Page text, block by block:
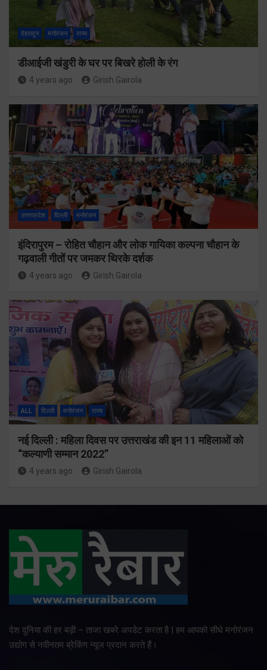
देहरादून मनोरंजन राज्य
डीआईजी खंडुरी के घर पर बिखरे होली के रंग
4 years ago Girish Gairola
उत्तरप्रदेश दिल्ली मनोरंजन
इंदिरापुरम – रोहित चौहान और लोक गायिका कल्पना चौहान के
गढ़वाली गीतों पर जमकर थिरके दर्शक
4 years ago Girish Gairola
ALL दिल्ली मनोरंजन राज्य
नई दिल्ली : महिला दिवस पर उत्तराखंड की इन 11 महिलाओं को
“कल्याणी सम्मान 2022”
4 years ago Girish Gairola
देश दुनिया की हर बड़ी – ताजा खबरे अपडेट करता है | हम आपको सीधे मनोरंजन
उद्योग से नवीनतम ब्रेकिंग न्यूज प्रदान करते हैं।